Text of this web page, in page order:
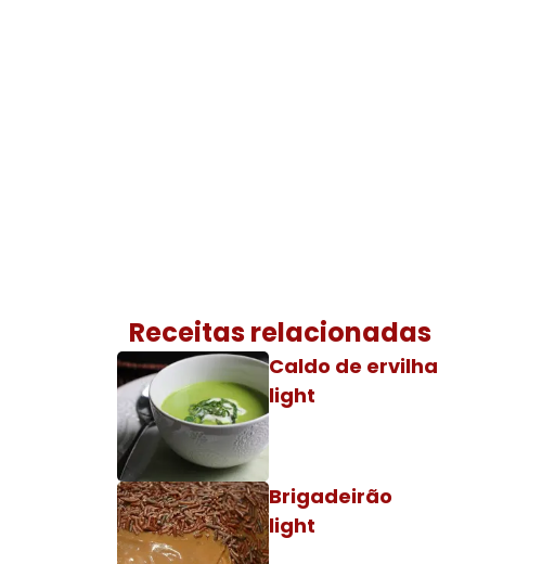
Receitas relacionadas
Caldo de ervilha
light
Brigadeirão
light